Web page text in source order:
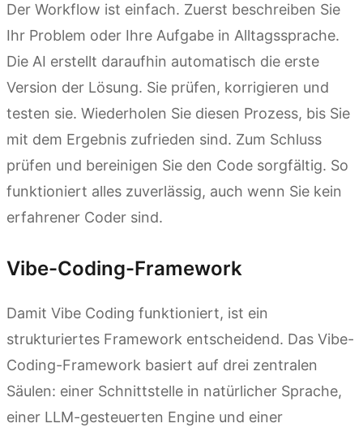
Der Workflow ist einfach. Zuerst beschreiben Sie
Ihr Problem oder Ihre Aufgabe in Alltagssprache.
Die AI erstellt daraufhin automatisch die erste
Version der Lösung. Sie prüfen, korrigieren und
testen sie. Wiederholen Sie diesen Prozess, bis Sie
mit dem Ergebnis zufrieden sind. Zum Schluss
prüfen und bereinigen Sie den Code sorgfältig. So
funktioniert alles zuverlässig, auch wenn Sie kein
erfahrener Coder sind.
Vibe-Coding-Framework
Damit Vibe Coding funktioniert, ist ein
strukturiertes Framework entscheidend. Das Vibe-
Coding-Framework basiert auf drei zentralen
Säulen: einer Schnittstelle in natürlicher Sprache,
einer LLM-gesteuerten Engine und einer